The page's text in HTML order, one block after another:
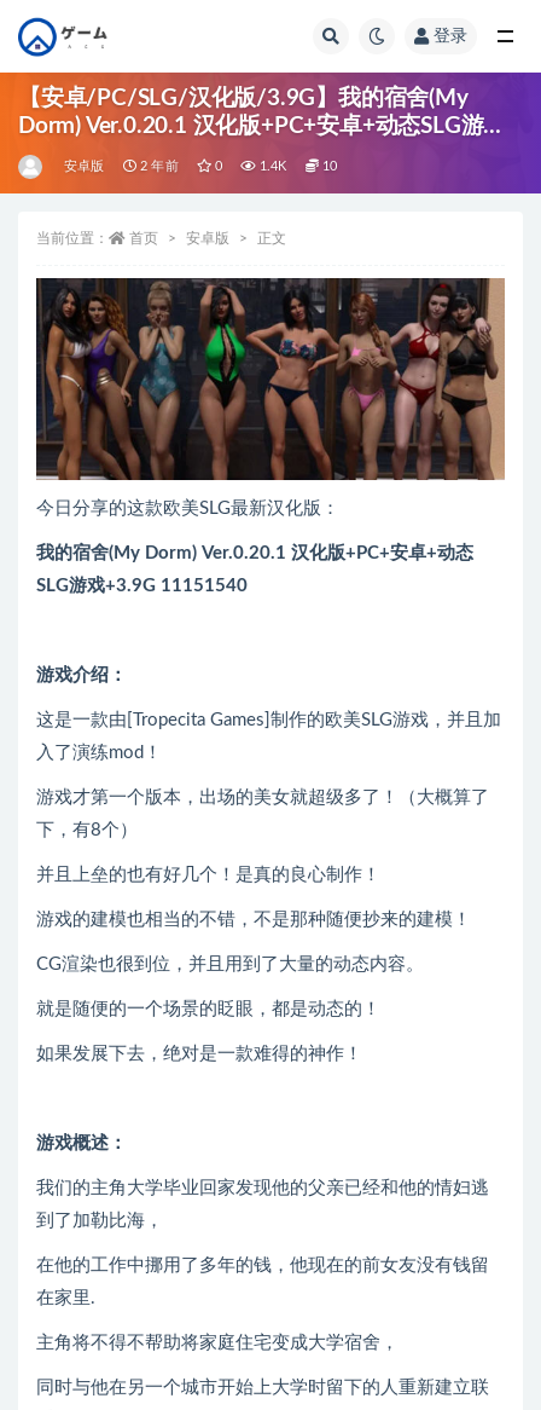
登录
【安卓/PC/SLG/汉化版/3.9G】我的宿舍(My
Dorm) Ver.0.20.1 汉化版+PC+安卓+动态SLG游戏
+3.9G
安卓版 2 年前 0 1.4K 10
当前位置： 首页 安卓版 正文
今日分享的这款欧美SLG最新汉化版：
我的宿舍(My Dorm) Ver.0.20.1 汉化版+PC+安卓+动态
SLG游戏+3.9G 11151540
游戏介绍：
这是一款由[Tropecita Games]制作的欧美SLG游戏，并且加
入了演练mod！
游戏才第一个版本，出场的美女就超级多了！（大概算了
下，有8个）
并且上垒的也有好几个！是真的良心制作！
游戏的建模也相当的不错，不是那种随便抄来的建模！
CG渲染也很到位，并且用到了大量的动态内容。
就是随便的一个场景的眨眼，都是动态的！
如果发展下去，绝对是一款难得的神作！
游戏概述：
我们的主角大学毕业回家发现他的父亲已经和他的情妇逃
到了加勒比海，
在他的工作中挪用了多年的钱，他现在的前女友没有钱留
在家里.
主角将不得不帮助将家庭住宅变成大学宿舍，
同时与他在另一个城市开始上大学时留下的人重新建立联